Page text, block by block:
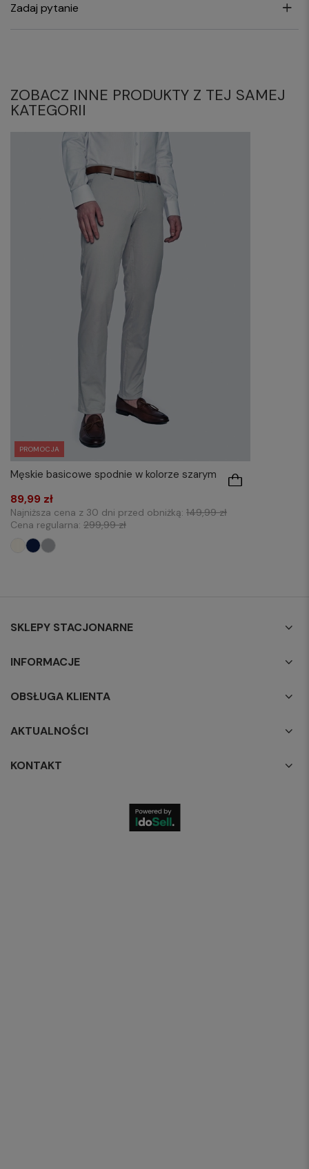
Zadaj pytanie
ZOBACZ INNE PRODUKTY Z TEJ SAMEJ
KATEGORII
PROMOCJA
Męskie basicowe spodnie w kolorze szarym
89,99 zł
Najniższa cena z 30 dni przed obniżką: 149,99 zł
Cena regularna: 299,99 zł
SKLEPY STACJONARNE
INFORMACJE
OBSŁUGA KLIENTA
AKTUALNOŚCI
KONTAKT